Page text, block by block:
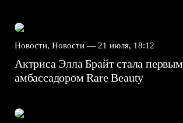
Новости, Новости — 21 июля, 18:12
Актриса Элла Брайт стала первым
амбассадором Rare Beauty